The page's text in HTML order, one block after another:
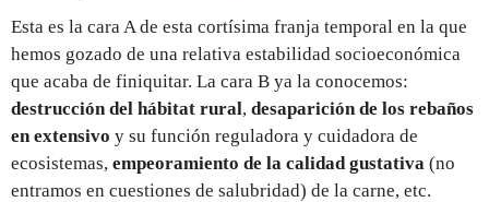
Esta es la cara A de esta cortísima franja temporal en la que
hemos gozado de una relativa estabilidad socioeconómica
que acaba de finiquitar. La cara B ya la conocemos:
destrucción del hábitat rural, desaparición de los rebaños
en extensivo y su función reguladora y cuidadora de
ecosistemas, empeoramiento de la calidad gustativa (no
entramos en cuestiones de salubridad) de la carne, etc.